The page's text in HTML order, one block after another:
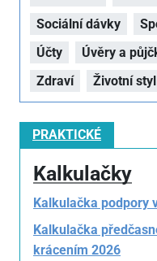
Sociální dávky
Účty
Úvěry a
Zdraví
Životní styl
PRAKTICKÉ
Kalkulačky
Kalkulačka podpory
Kalkulačka
krácením 2026